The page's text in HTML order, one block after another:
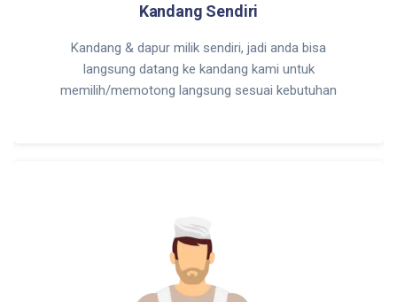
Kandang Sendiri
Kandang & dapur milik sendiri, jadi anda bisa
langsung datang ke kandang kami untuk
memilih/memotong langsung sesuai kebutuhan